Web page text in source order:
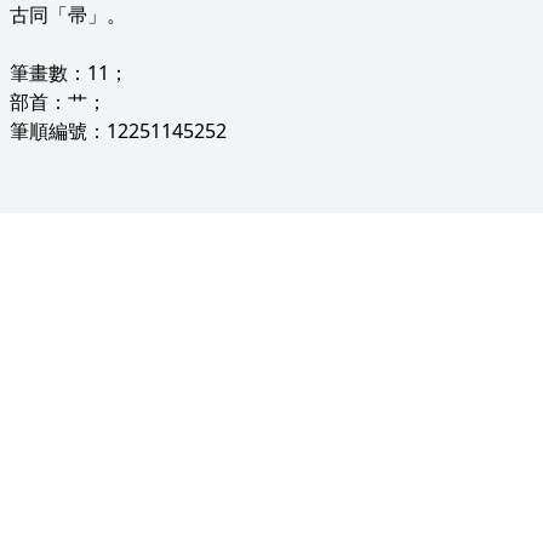
古同「帚」。
筆畫數：11；
部首：艹；
筆順編號：12251145252